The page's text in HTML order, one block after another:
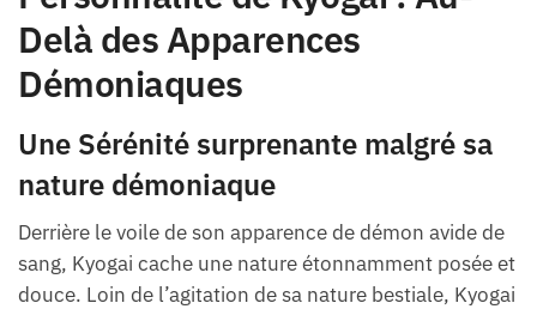
Delà des Apparences
Démoniaques
Une Sérénité surprenante malgré sa
nature démoniaque
Derrière le voile de son apparence de démon avide de
sang, Kyogai cache une nature étonnamment posée et
douce. Loin de l’agitation de sa nature bestiale, Kyogai